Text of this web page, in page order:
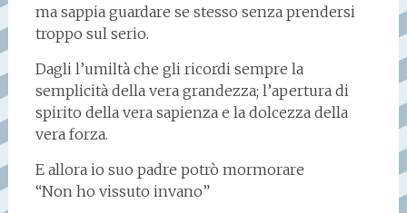
ma sappia guardare se stesso senza prendersi
troppo sul serio.
Dagli l’umiltà che gli ricordi sempre la
semplicità della vera grandezza; l’apertura di
spirito della vera sapienza e la dolcezza della
vera forza.
E allora io suo padre potrò mormorare
“Non ho vissuto invano”